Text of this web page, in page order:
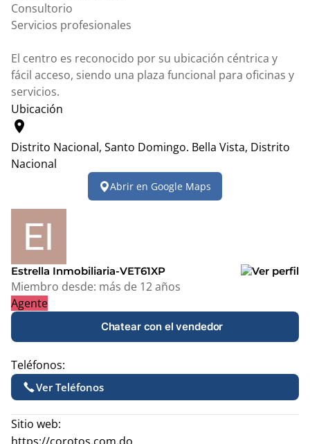
Consultorio
Servicios profesionales
El centro es reconocido por su ubicación céntrica y
fácil acceso, siendo una plaza funcional para oficinas y
servicios.
Ubicación
location_on
Distrito Nacional, Santo Domingo. Bella Vista, Distrito
Nacional
−
Abrir en Google Maps
Estrella Inmobiliaria-VET61XP
Miembro desde: más de 12 años
Agente
Chatear con el vendedor
Teléfonos:
Ver Teléfonos
Sitio web: